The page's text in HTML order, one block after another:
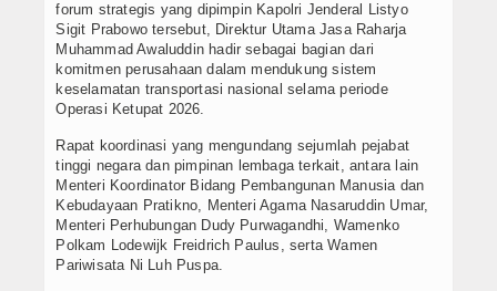
forum strategis yang dipimpin Kapolri Jenderal Listyo
Sigit Prabowo tersebut, Direktur Utama Jasa Raharja
Muhammad Awaluddin hadir sebagai bagian dari
komitmen perusahaan dalam mendukung sistem
keselamatan transportasi nasional selama periode
Operasi Ketupat 2026.
Rapat koordinasi yang mengundang sejumlah pejabat
tinggi negara dan pimpinan lembaga terkait, antara lain
Menteri Koordinator Bidang Pembangunan Manusia dan
Kebudayaan Pratikno, Menteri Agama Nasaruddin Umar,
Menteri Perhubungan Dudy Purwagandhi, Wamenko
Polkam Lodewijk Freidrich Paulus, serta Wamen
Pariwisata Ni Luh Puspa.